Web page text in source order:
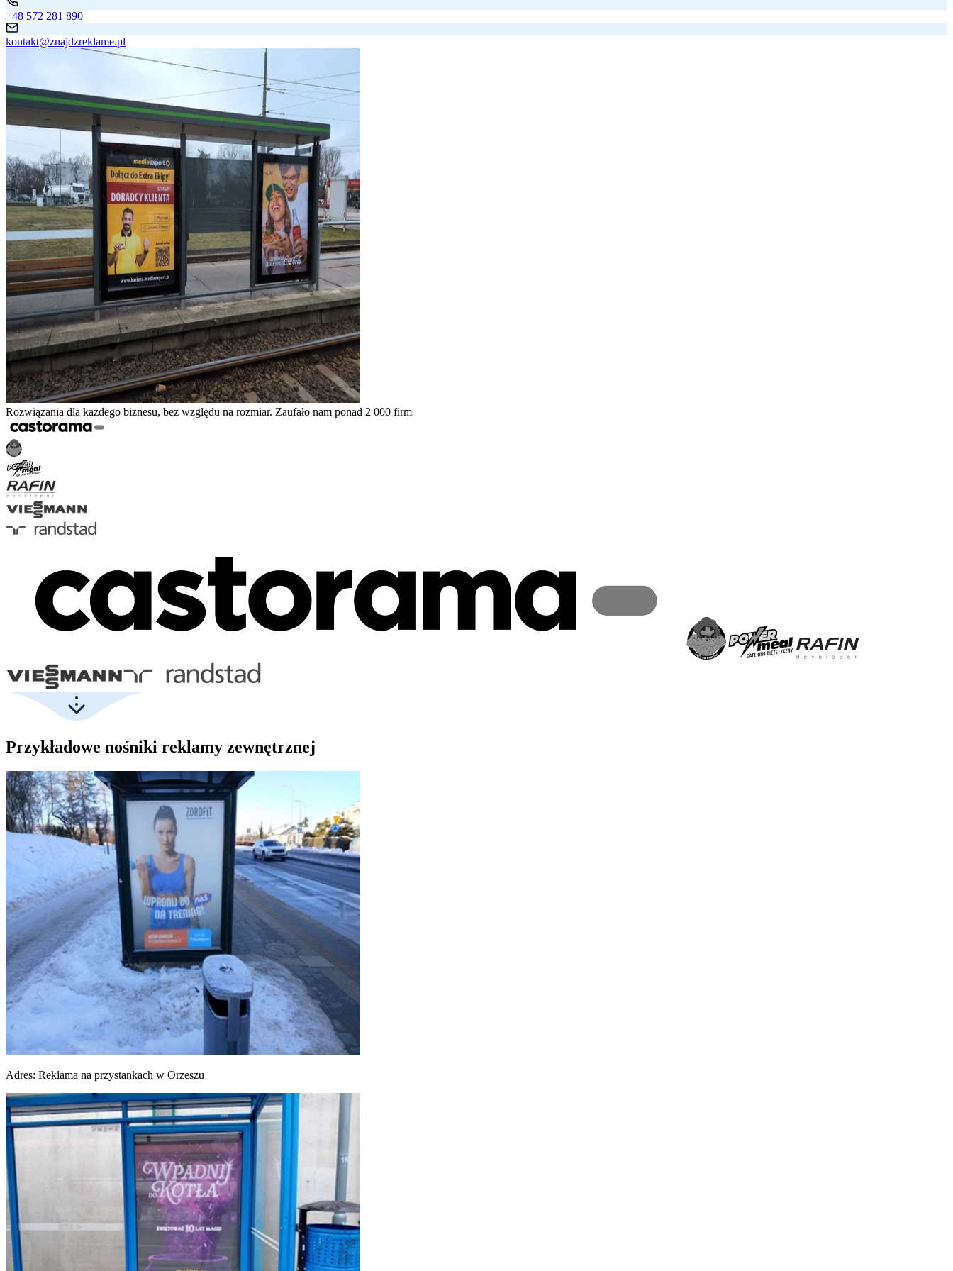
+48 572 281 890
kontakt@znajdzreklame.pl
Rozwiązania dla każdego biznesu, bez względu na rozmiar. Zaufało nam ponad 2 000 firm
Przykładowe nośniki reklamy zewnętrznej
Adres: Reklama na przystankach w Orzeszu